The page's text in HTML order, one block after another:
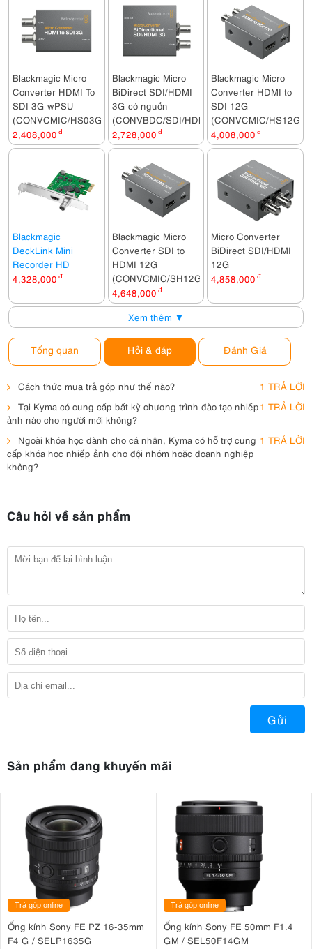
Blackmagic Micro
Converter HDMI To
SDI 3G wPSU
(CONVCMIC/HS03G/WPSU)
2,408,000 đ
Blackmagic Micro
BiDirect SDI/HDMI
3G có nguồn
(CONVBDC/SDI/HDMI03G/PS)
2,728,000 đ
Blackmagic Micro
Converter HDMI to
SDI 12G
(CONVCMIC/HS12G)
4,008,000 đ
Blackmagic
DeckLink Mini
Recorder HD
4,328,000 đ
Blackmagic Micro
Converter SDI to
HDMI 12G
(CONVCMIC/SH12G)
4,648,000 đ
Micro Converter
BiDirect SDI/HDMI
12G
4,858,000 đ
Xem thêm ▼
Tổng quan Hỏi & đáp Đánh Giá
Cách thức mua trả góp như thế nào?
1 TRẢ LỜI
Tại Kyma có cung cấp bất kỳ chương trình đào tạo nhiếp
ảnh nào cho người mới không?
1 TRẢ LỜI
Ngoài khóa học dành cho cá nhân, Kyma có hỗ trợ cung
cấp khóa học nhiếp ảnh cho đội nhóm hoặc doanh nghiệp
không?
1 TRẢ LỜI
Câu hỏi về sản phẩm
Gửi
Sản phẩm đang khuyến mãi
Trả góp online
Ống kính Sony FE PZ 16-35mm
F4 G / SELP1635G
Trả góp online
Ống kính Sony FE 50mm F1.4
GM / SEL50F14GM